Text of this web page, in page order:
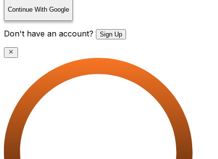
Continue With Google
Don't have an account? Sign Up